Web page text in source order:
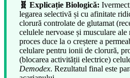
🧬 Explicație Biologică:
legarea selectivă și cu afinitate
clorură controlate de glutamat
celulele nervoase și musculare
proces duce la o creștere a
celulare pentru ionii de clorură,
(blocarea activității electrice)
Demodex. Rezultatul final este